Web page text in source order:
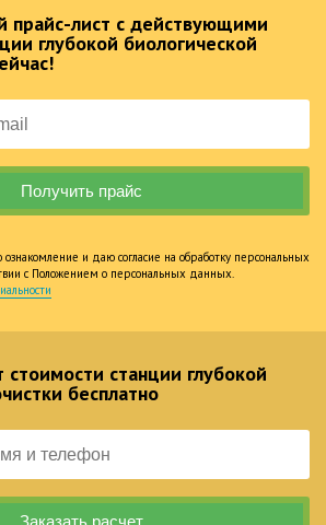
прайс-лист с действующими
глубокой биологической
и даю согласие на обработку персональных
с Положением о персональных данных.
стоимости станции глубокой
бесплатно